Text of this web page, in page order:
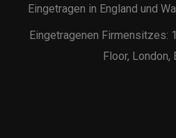
Eingetragen in England und
Eingetragenen Firmensitzes:
Floor, London,